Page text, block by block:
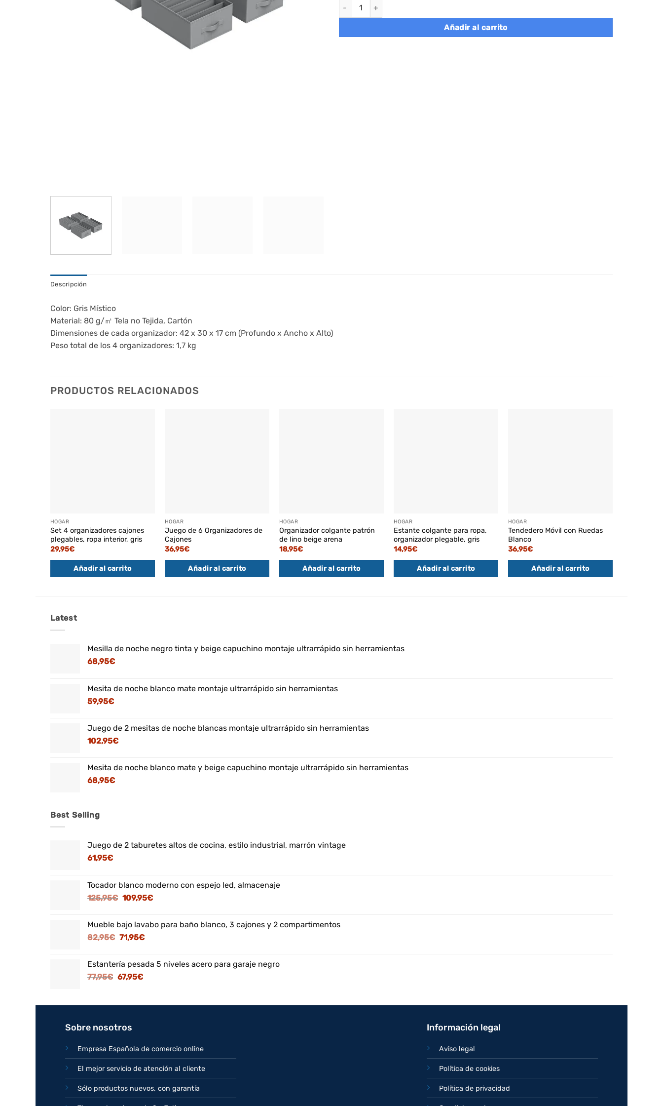
Juego de 4 organizadores de cajón gris mística cantidad
Añadir al carrito
Descripción
Color: Gris Místico
Material: 80 g/㎡ Tela no Tejida, Cartón
Dimensiones de cada organizador: 42 x 30 x 17 cm (Profundo x Ancho x Alto)
Peso total de los 4 organizadores: 1,7 kg
PRODUCTOS RELACIONADOS
HOGAR
Set 4 organizadores cajones
plegables, ropa interior, gris
29,95€
Añadir al carrito
HOGAR
Juego de 6 Organizadores de
Cajones
36,95€
Añadir al carrito
HOGAR
Organizador colgante patrón
de lino beige arena
18,95€
Añadir al carrito
HOGAR
Estante colgante para ropa,
organizador plegable, gris
14,95€
Añadir al carrito
HOGAR
Tendedero Móvil con Ruedas
Blanco
36,95€
Añadir al carrito
Latest
Mesilla de noche negro tinta y beige capuchino montaje ultrarrápido sin herramientas
68,95€
Mesita de noche blanco mate montaje ultrarrápido sin herramientas
59,95€
Juego de 2 mesitas de noche blancas montaje ultrarrápido sin herramientas
102,95€
Mesita de noche blanco mate y beige capuchino montaje ultrarrápido sin herramientas
68,95€
Best Selling
Juego de 2 taburetes altos de cocina, estilo industrial, marrón vintage
61,95€
Tocador blanco moderno con espejo led, almacenaje
125,95€ El
era:
125,95€.
109,95€El
es:
Mueble bajo lavabo para baño blanco, 3 cajones y 2 compartimentos
82,95€ El
era:
82,95€.
71,95€El
es:
Estantería pesada 5 niveles acero para garaje negro
77,95€ El
era:
67,95€El
es:
Sobre nosotros
Empresa Española de comercio online
El mejor servicio de atención al cliente
Sólo productos nuevos, con garantía
Información legal
Aviso legal
Política de cookies
Política de privacidad